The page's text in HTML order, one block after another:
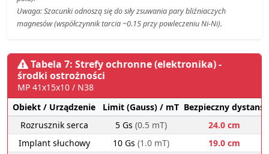
Uwaga: Szacunki odnoszą się do siły zsuwania pary bliźniaczych
magnesów (współczynnik tarcia ~0.15 przy powleczeniu Ni-Ni).
Tabela 7: Strefy ochronne (elektronika) -
środki ostrożności
MP 41x15x10 / N38
Obiekt / Urządzenie
Limit (Gauss) / mT Bezpieczny dystans
Rozrusznik serca
5 Gs (0.5 mT)
24.0 cm
Implant słuchowy
10 Gs (1.0 mT)
19.0 cm